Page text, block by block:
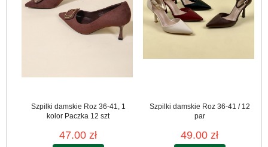
Szpilki damskie Roz 36-41, 1
kolor Paczka 12 szt
47.00 zł
Szpilki damskie Roz 36-41 / 12
par
49.00 zł